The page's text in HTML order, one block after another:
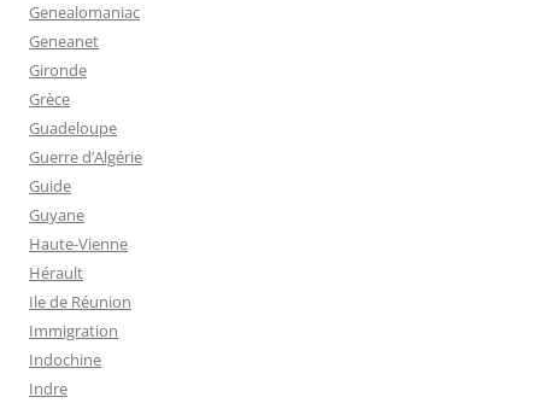
Genealomaniac
Geneanet
Gironde
Grèce
Guadeloupe
Guerre d’Algérie
Guide
Guyane
Haute-Vienne
Hérault
Ile de Réunion
Immigration
Indochine
Indre